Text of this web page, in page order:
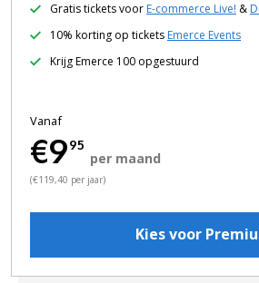
Gratis tickets voor E-commerce Live! &
10% korting op tickets Emerce Events
Krijg Emerce 100 opgestuurd
Vanaf
€995
per maand
(€119,40 per jaar)
Kies voor